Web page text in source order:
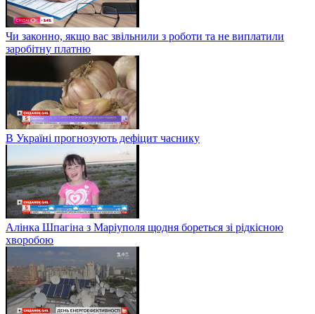
Чи законно, якщо вас звільнили з роботи та не виплатили
заробітну платню
В Україні прогнозують дефіцит часнику
Алінка Шпагіна з Маріуполя щодня бореться зі рідкісною
хворобою